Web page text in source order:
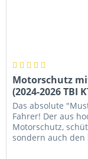
Motorschutz
(2024-2026 TBI
Das absolute
Fahrer! Der aus
Motorschutz,
sondern auch den